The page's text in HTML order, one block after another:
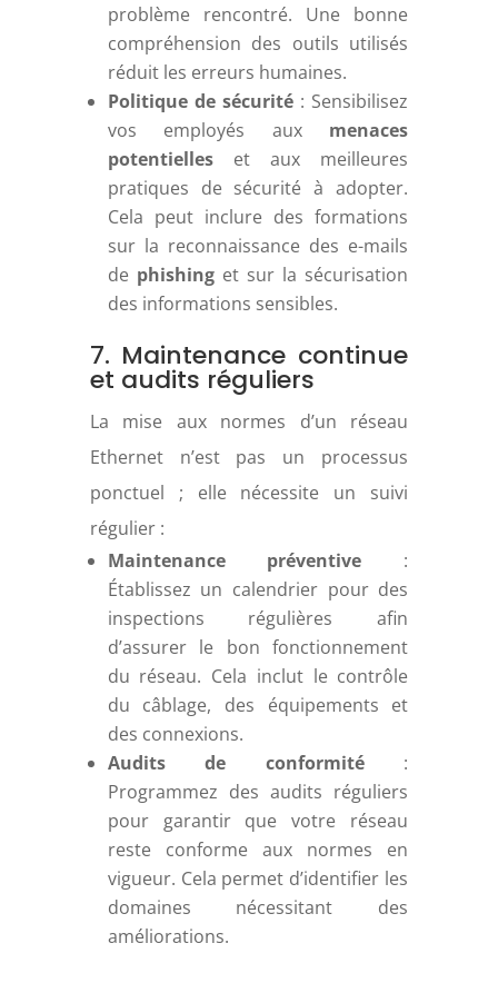
problème rencontré. Une bonne
compréhension des outils utilisés
réduit les erreurs humaines.
Politique de sécurité : Sensibilisez
vos employés aux menaces
potentielleset aux meilleures
pratiques de sécurité à adopter.
Cela peut inclure des formations
sur la reconnaissance des e-mails
de phishinget sur la sécurisation
des informations sensibles.
7. Maintenance continue
et audits réguliers
La mise aux normes d’un réseau
Ethernet n’est pas un processus
ponctuel ; elle nécessite un suivi
régulier :
Maintenance préventive :
Établissez un calendrier pour des
inspections régulières afin
d’assurer le bon fonctionnement
du réseau. Cela inclut le contrôle
du câblage, des équipements et
des connexions.
Audits de conformité:
Programmez des audits réguliers
pour garantir que votre réseau
reste conforme aux normes en
vigueur. Cela permet d’identifier les
domaines nécessitant des
améliorations.